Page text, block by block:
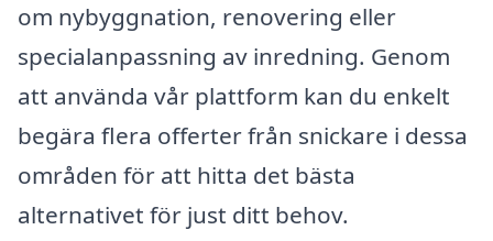
om nybyggnation, renovering eller
specialanpassning av inredning. Genom
att använda vår plattform kan du enkelt
begära flera offerter från snickare i dessa
områden för att hitta det bästa
alternativet för just ditt behov.